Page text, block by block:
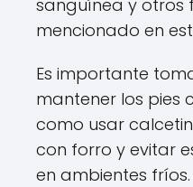
sanguínea y otros
mencionado en
Es importante
mantener los pies
como usar
con forro y evitar
en ambientes fríos.